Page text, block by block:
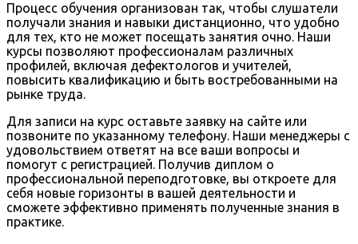
Процесс обучения организован так, чтобы слушатели
получали знания и навыки дистанционно, что удобно
для тех, кто не может посещать занятия очно. Наши
курсы позволяют профессионалам различных
профилей, включая дефектологов и учителей,
повысить квалификацию и быть востребованными на
рынке труда.
Для записи на курс оставьте заявку на сайте или
позвоните по указанному телефону. Наши менеджеры с
удовольствием ответят на все ваши вопросы и
помогут с регистрацией. Получив диплом о
профессиональной переподготовке, вы откроете для
себя новые горизонты в вашей деятельности и
сможете эффективно применять полученные знания в
практике.